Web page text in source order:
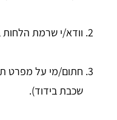
וודא/י שרמת הלחות
חתום/מי על מפרט
שכבת בידוד).